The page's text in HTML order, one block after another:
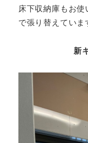
床下収納庫もお
で張り替えていま
新